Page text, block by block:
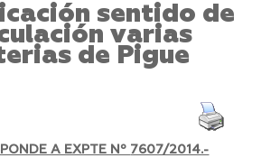
sentido de
varias
de Pigue
A EXPTE Nº 7607/2014.-